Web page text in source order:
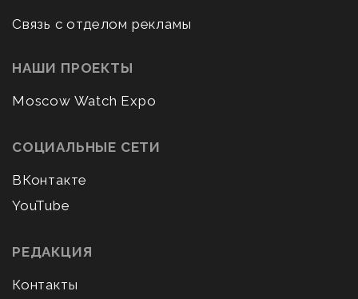
Связь с отделом рекламы
НАШИ ПРОЕКТЫ
Moscow Watch Expo
СОЦИАЛЬНЫЕ СЕТИ
ВКонтакте
YouTube
РЕДАКЦИЯ
Контакты